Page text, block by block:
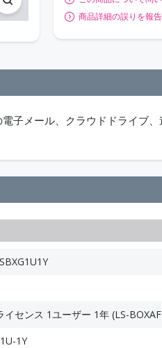
商品詳細の誤りを報告
メール、クラウドドライブ、
センス 1ユーザー 1年 (LS-
1Y